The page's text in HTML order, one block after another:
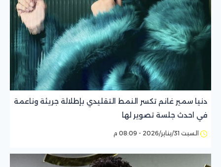
دنيا سمير غانم تكسر النمط التقليدي بإطلالة جريئة وناعمة
في احدث جلسة تصوير لها
السبت 31/يناير/2026 - 08:09 م